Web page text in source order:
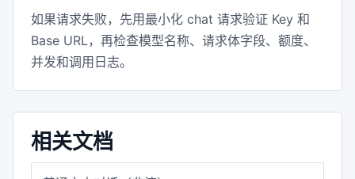
如果请求失败，先用最小化 chat 请求验证 Key 和
Base URL，再检查模型名称、请求体字段、额度、
并发和调用日志。
相关文档